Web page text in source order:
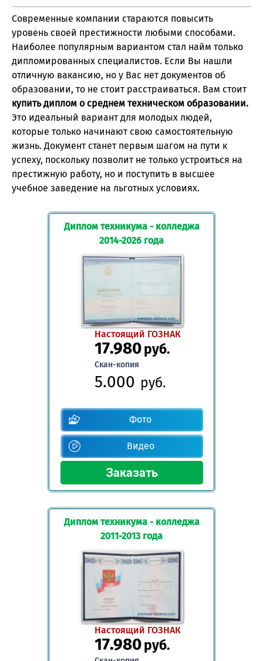
Современные компании стараются повысить
уровень своей престижности любыми способами.
Наиболее популярным вариантом стал найм только
дипломированных специалистов. Если Вы нашли
отличную вакансию, но у Вас нет документов об
образовании, то не стоит расстраиваться. Вам стоит
купить диплом о среднем техническом образовании.
Это идеальный вариант для молодых людей,
которые только начинают свою самостоятельную
жизнь. Документ станет первым шагом на пути к
успеху, поскольку позволит не только устроиться на
престижную работу, но и поступить в высшее
учебное заведение на льготных условиях.
Диплом техникума - колледжа
2014-2026 года
Настоящий ГОЗНАК
17.980руб.
Скан-копия
5.000 руб.
Фото
Видео
Диплом техникума - колледжа
2011-2013 года
Настоящий ГОЗНАК
17.980руб.